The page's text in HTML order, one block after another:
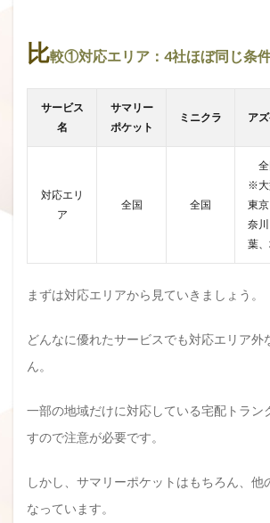
比較①対応エリア：4社ほぼ同じ条
サービス
名
サマリー
ポケット
ミニクラ ア
対応エリ
ア
全国 全国
※大
東
奈
葉
まずは対応エリアから見ていきましょう。
どんなに優れたサービスでも対応エリア外
ん。
一部の地域だけに対応している宅配トラン
すので注意が必要です。
しかし、サマリーポケットはもちろん、他
なっています。